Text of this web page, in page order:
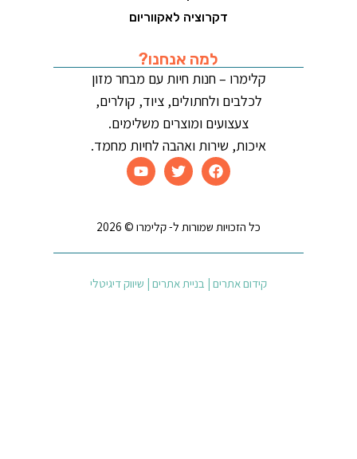
דקרוציה לאקווריום
למה אנחנו?
קלימרו – חנות חיות עם מבחר מזון
לכלבים ולחתולים, ציוד, קולרים,
צעצועים ומוצרים משלימים.
איכות, שירות ואהבה לחיות מחמד.
כל הזכויות שמורות ל- קלימרו © 2026
קידום אתרים | בניית אתרים | שיווק דיגיטלי